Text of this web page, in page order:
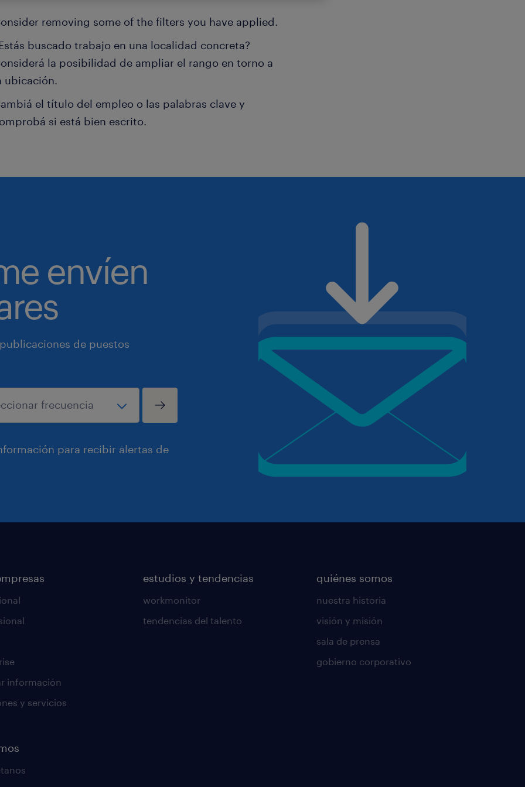
removing some of the filters you have applied.
buscado trabajo en una localidad concreta?
la posibilidad de ampliar el rango en torno a
ubicación.
el título del empleo o las palabras clave y
si está bien escrito.
envíen
de puestos
para recibir alertas de
información
y servicios
estudios y tendencias
workmonitor
tendencias del talento
quiénes somos
nuestra historia
visión y misión
sala de prensa
gobierno corporativo